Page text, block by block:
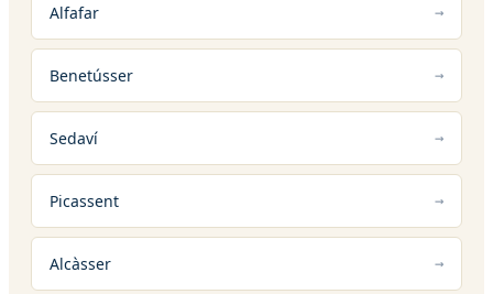
Alfafar
Benetússer
Sedaví
Picassent
Alcàsser